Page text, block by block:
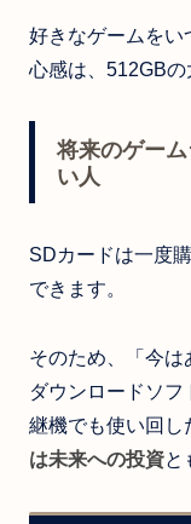
好きなゲームをい
心感は、512GBの
将来のゲー
い人
SDカードは一度
できます。
そのため、「今は
ダウンロードソ
継機でも使い回し
は未来への投資と